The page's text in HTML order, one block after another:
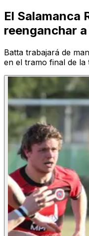
El Salamanca
reenganchar
Batta trabajará de
en el tramo final de la